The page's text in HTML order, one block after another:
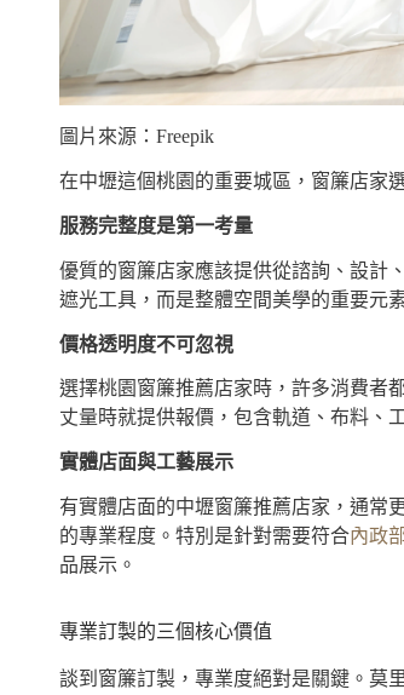
圖片來源：Freepik
在中壢這個桃園的重要城區，窗簾店家
服務完整度是第一考量
優質的窗簾店家應該提供從諮詢、設計
遮光工具，而是整體空間美學的重要元
價格透明度不可忽視
選擇桃園窗簾推薦店家時，許多消費者
丈量時就提供報價，包含軌道、布料、
實體店面與工藝展示
有實體店面的中壢窗簾推薦店家，通常
的專業程度。特別是針對需要符合內政
品展示。
專業訂製的三個核心價值
談到窗簾訂製，專業度絕對是關鍵。莫